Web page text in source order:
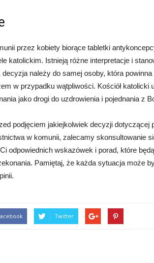
przez kobiety biorące tabletki
katolickim. Istnieją różne interpretacje i
należy do samej osoby, która
w przypadku wątpliwości. Kościół katolicki
jako drogi do uzdrowienia i pojednania z
podjęciem jakiejkolwiek decyzji dotyczącej
w komunii, zalecamy skonsultowanie
odpowiednich wskazówek i porad, które
Pamiętaj, że każda sytuacja może
Twitter